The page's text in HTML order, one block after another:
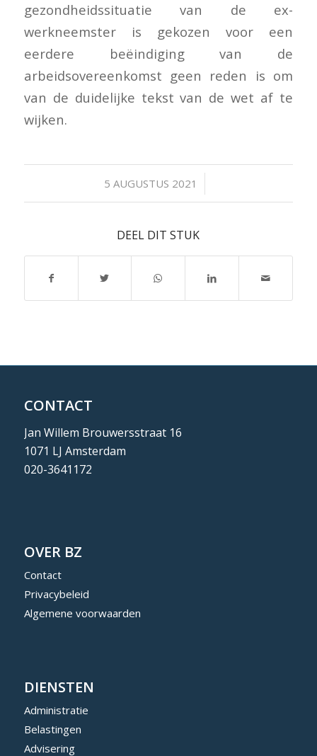
gezondheidssituatie van de ex-
werkneemster is gekozen voor een
eerdere beëindiging van de
arbeidsovereenkomst geen reden is om
van de duidelijke tekst van de wet af te
wijken.
5 AUGUSTUS 2021
/
DEEL DIT STUK
CONTACT
Jan Willem Brouwersstraat 16
1071 LJ Amsterdam
020-3641172
OVER BZ
Contact
Privacybeleid
Algemene voorwaarden
DIENSTEN
Administratie
Belastingen
Advisering